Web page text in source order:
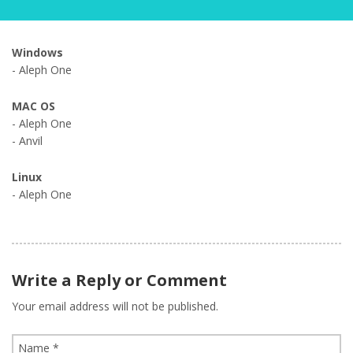
Windows
- Aleph One
MAC OS
- Aleph One
- Anvil
Linux
- Aleph One
Write a Reply or Comment
Your email address will not be published.